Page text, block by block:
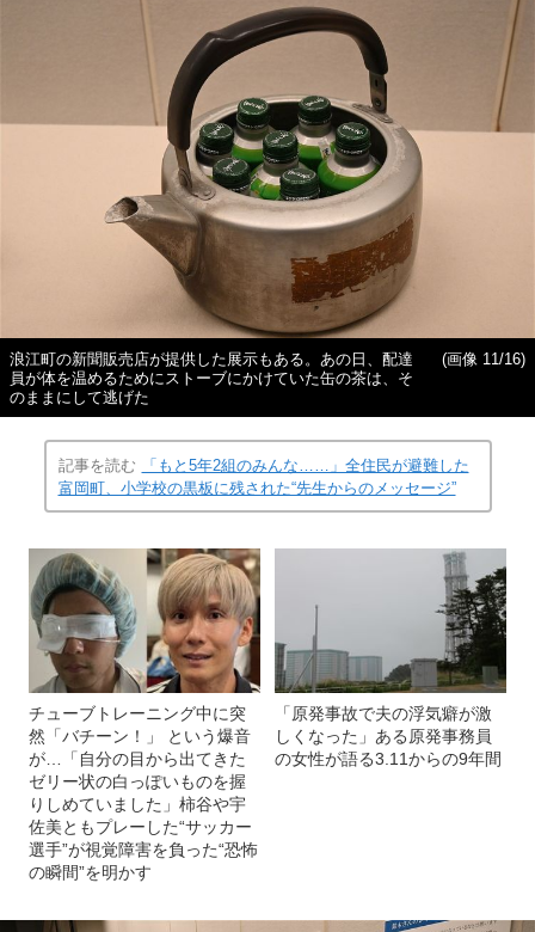
浪江町の新聞販売店が提供した展示もある。あの日、配達
員が体を温めるためにストーブにかけていた缶の茶は、そ
のままにして逃げた
(画像 11/16)
記事を読む
「もと5年2組のみんな……」全住民が避難した
富岡町、小学校の黒板に残された“先生からのメッセージ”
チューブトレーニング中に突
然「バチーン！」 という爆音
が…「自分の目から出てきた
ゼリー状の白っぽいものを握
りしめていました」柿谷や宇
佐美ともプレーした“サッカー
選手”が視覚障害を負った“恐怖
の瞬間”を明かす
「原発事故で夫の浮気癖が激
しくなった」ある原発事務員
の女性が語る3.11からの9年間